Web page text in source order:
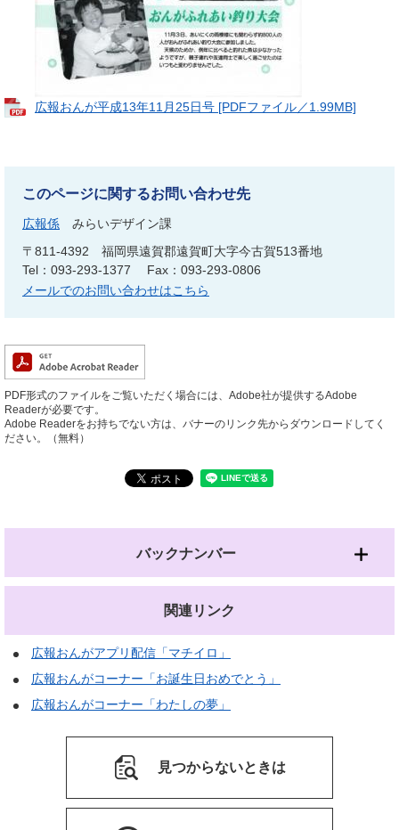
広報おんが平成13年11月25日号 [PDFファイル／1.99MB]
このページに関するお問い合わせ先
広報係
みらいデザイン課
〒811-4392
福岡県遠賀郡遠賀町大字今古賀513番地
Tel：093-293-1377
Fax：093-293-0806
メールでのお問い合わせはこちら
PDF形式のファイルをご覧いただく場合には、Adobe社が提供するAdobe
Readerが必要です。
Adobe Readerをお持ちでない方は、バナーのリンク先からダウンロードしてく
ださい。（無料）
バックナンバー
関連リンク
広報おんがアプリ配信「マチイロ」
広報おんがコーナー「お誕生日おめでとう」
広報おんがコーナー「わたしの夢」
見つからないときは